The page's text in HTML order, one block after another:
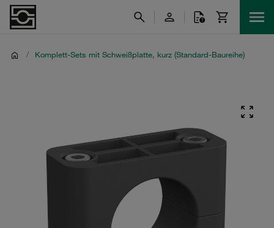
/ Komplett-Sets mit Schweißplatte, kurz (Standard-Baureihe)